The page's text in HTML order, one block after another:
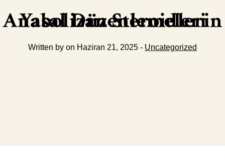
Anabolizan Steroidlerin Yasal Düzenlemeleri
Written by on Haziran 21, 2025 - Uncategorized